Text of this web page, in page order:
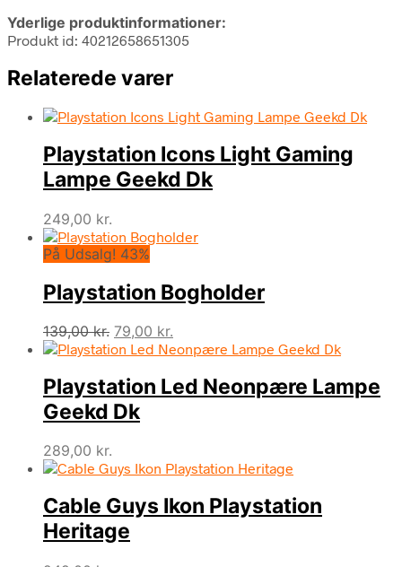
Yderlige produktinformationer:
Produkt id: 40212658651305
Relaterede varer
Playstation Icons Light Gaming
Lampe Geekd Dk
249,00 kr.
På Udsalg! 43%
Playstation Bogholder
139,00kr. Den
oprindelige
var:
139,00 kr..
79,00 kr.
aktuelle
er:
79,00 kr..
Playstation Led Neonpære Lampe
Geekd Dk
289,00 kr.
Cable Guys Ikon Playstation
Heritage